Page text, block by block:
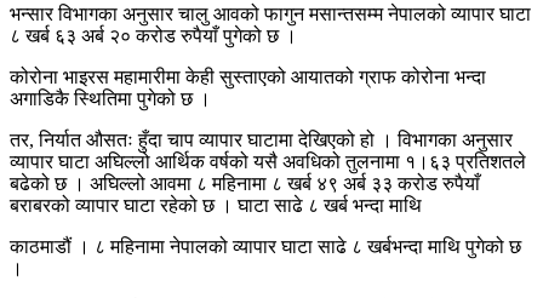
भन्सार विभागका अनुसार चालु आवको फागुन मसान्तसम्म नेपालको व्यापार घाटा
८ खर्ब ६३ अर्ब २० करोड रुपैयाँ पुगेको छ ।
कोरोना भाइरस महामारीमा केही सुस्ताएको आयातको ग्राफ कोरोना भन्दा
अगाडिकै स्थितिमा पुगेको छ ।
तर, निर्यात औसतः हुँदा चाप व्यापार घाटामा देखिएको हो । विभागका अनुसार
व्यापार घाटा अघिल्लो आर्थिक वर्षको यसै अवधिको तुलनामा १।६३ प्रतिशतले
बढेको छ । अघिल्लो आवमा ८ महिनामा ८ खर्ब ४९ अर्ब ३३ करोड रुपैयाँ
बराबरको व्यापार घाटा रहेको छ । घाटा साढे ८ खर्ब भन्दा माथि
काठमाडौं । ८ महिनामा नेपालको व्यापार घाटा साढे ८ खर्बभन्दा माथि पुगेको छ
।